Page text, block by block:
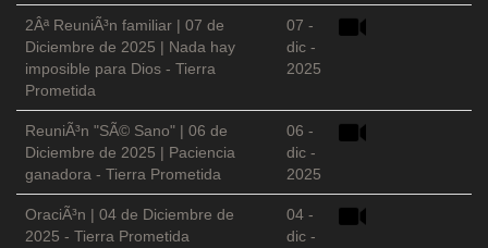
2Âª ReuniÃ³n familiar | 07 de
Diciembre de 2025 | Nada hay
imposible para Dios - Tierra
Prometida
07 -
dic -
2025
ReuniÃ³n "SÃ© Sano" | 06 de
Diciembre de 2025 | Paciencia
ganadora - Tierra Prometida
06 -
dic -
2025
OraciÃ³n | 04 de Diciembre de
2025 - Tierra Prometida
04 -
dic -